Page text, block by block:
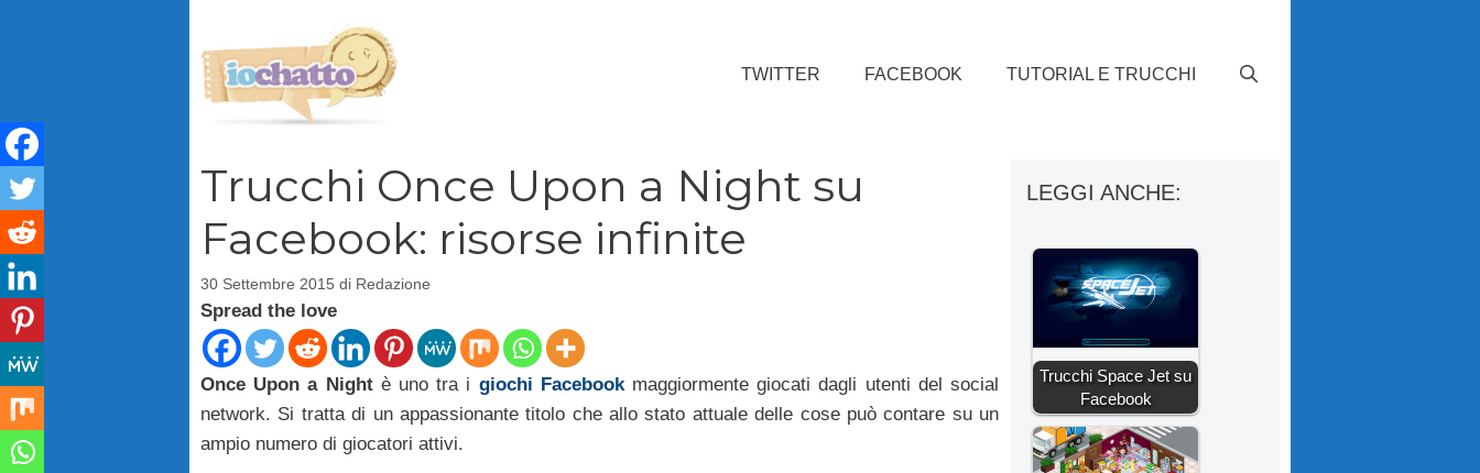
TWITTER FACEBOOK TUTORIAL E TRUCCHI
Trucchi Once Upon a Night su
Facebook: risorse infinite
30 Settembre 2015 di Redazione
Spread the love
Once Upon a Nightè uno tra i giochi Facebookmaggiormente giocati dagli utenti del social
network. Si tratta di un appassionante titolo che allo stato attuale delle cose può contare su un
ampio numero di giocatori attivi.
LEGGI ANCHE:
Trucchi Space Jet su
Facebook